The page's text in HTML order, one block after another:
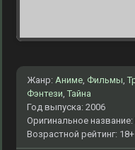
Жанр: Аниме, Фильмы,
Фэнтези, Тайна
Год выпуска: 2006
Оригинальное название:
Возрастной рейтинг: 18+